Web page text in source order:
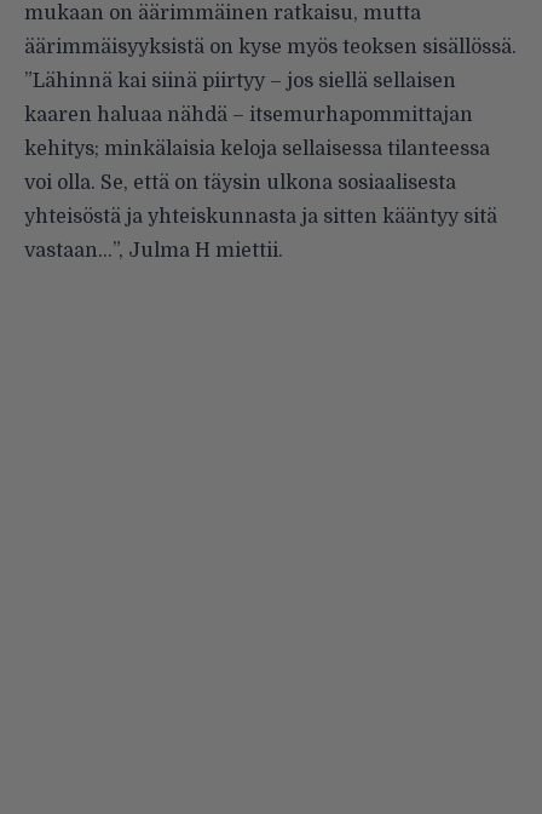
mukaan on äärimmäinen ratkaisu, mutta
äärimmäisyyksistä on kyse myös teoksen sisällössä.
”Lähinnä kai siinä piirtyy – jos siellä sellaisen
kaaren haluaa nähdä – itsemurhapommittajan
kehitys; minkälaisia keloja sellaisessa tilanteessa
voi olla. Se, että on täysin ulkona sosiaalisesta
yhteisöstä ja yhteiskunnasta ja sitten kääntyy sitä
vastaan…”, Julma H miettii.